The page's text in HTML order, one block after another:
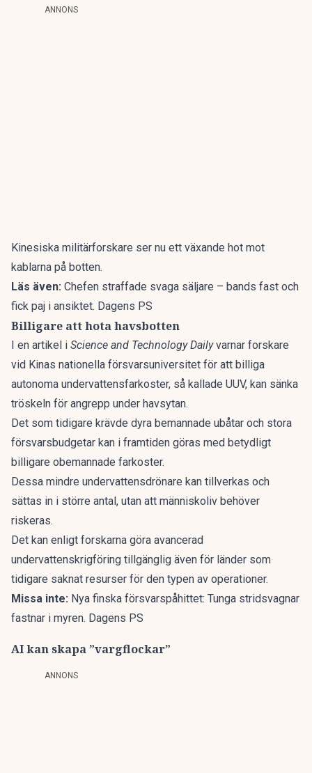
ANNONS
Kinesiska militärforskare ser nu ett växande hot mot
kablarna på botten.
Läs även: Chefen straffade svaga säljare – bands fast och
fick paj i ansiktet. Dagens PS
Billigare att hota havsbotten
I en artikel i Science and Technology Dailyvarnar forskare
vid Kinas nationella försvarsuniversitet för att billiga
autonoma undervattensfarkoster, så kallade UUV, kan sänka
tröskeln för angrepp under havsytan.
Det som tidigare krävde dyra bemannade ubåtar och stora
försvarsbudgetar kan i framtiden göras med betydligt
billigare obemannade farkoster.
Dessa mindre undervattensdrönare kan tillverkas och
sättas in i större antal, utan att människoliv behöver
riskeras.
Det kan enligt forskarna göra avancerad
undervattenskrigföring tillgänglig även för länder som
tidigare saknat resurser för den typen av operationer.
Missa inte: Nya finska försvarspåhittet: Tunga stridsvagnar
fastnar i myren. Dagens PS
AI kan skapa ”vargflockar”
ANNONS